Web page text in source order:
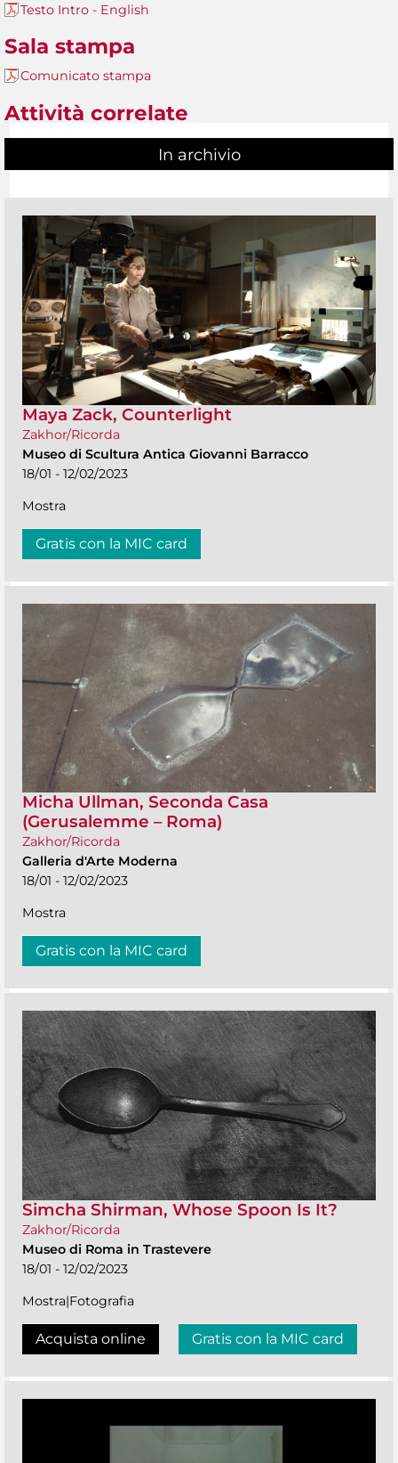
Testo Intro - English
Sala stampa
Comunicato stampa
Attività correlate
In archivio
Maya Zack, Counterlight
Zakhor/Ricorda
Museo di Scultura Antica Giovanni Barracco
18/01 - 12/02/2023
Mostra
Gratis con la MIC card
Micha Ullman, Seconda Casa
(Gerusalemme – Roma)
Zakhor/Ricorda
Galleria d'Arte Moderna
18/01 - 12/02/2023
Mostra
Gratis con la MIC card
Simcha Shirman, Whose Spoon Is It?
Zakhor/Ricorda
Museo di Roma in Trastevere
18/01 - 12/02/2023
Mostra|Fotografia
Acquista online Gratis con la MIC card